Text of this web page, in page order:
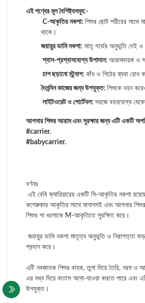
এই পণ্যের মূল বৈশিষ্ট্যসমূহ:-
C-আকৃতির নকশা: শিশুর ছোট শরীরের সাথে
থাকে।
জরায়ুর ডামি নকশা: মাতৃ গর্ভের অনুভূতি দেই ও
শ্বাস-প্রশ্বাসযোগ্য উপাদান: আরামদায়ক ও
চাপ ছড়ানো স্ট্র্যাপ: কাঁধ ও পিঠের ব্যথা রোধ
দৈনন্দিন কাজের জন্য উপযুক্ত: শিশুকে বহন
লাইটওয়েট ও পোর্টেবল: সহজে বহনযোগ্য
আপনার শিশুর আরাম এবং সুরক্ষার জন্য এটি একটি
#carrier.
#babycarrier.
বর্ণনাঃ
এই বেবি ক্যারিয়ারের একটি সি-আকৃতির নকশা
কশেরুকার আকৃতির সাথে মানানসই এবং আপনার
শিশুর পা গুলোকে M-আকৃতিতে সুরক্ষিত করে।
জরায়ুর ডামি নকশা মাতৃত্ব অনুভূতি ও নিরাপত্তা
প্রদান করে।
এটি নবজাতক শিশুর বাহক, তুলা দিয়ে তৈরি, নরম ও
এর মধ্য দিয়ে বাতাস আসা-যাওয়া করতে পারে এবং
উপযুক্ত।